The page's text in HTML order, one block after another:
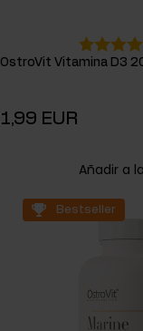
OstroVit Vitamina D3
1,99 EUR
Añadir a
Bestseller